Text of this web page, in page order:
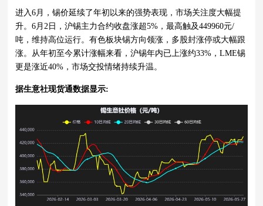
进入6月，锡价延续了年初以来的强势表现，市场关注度大幅提
升。6月2日，沪锡主力合约收盘涨超5%，最高触及449960元/
吨，维持高位运行。有色板块锡方向领涨，多股封涨停或大幅跟
涨。从年初至今累计涨幅来看，沪锡年内已上涨约33%，LME锡
更是涨近40%，市场交投情绪持续升温。
据生意社现货通数据显示: